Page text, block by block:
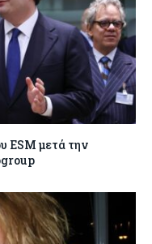
ESM μετά την